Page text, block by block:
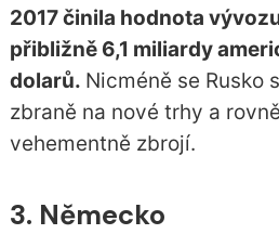
2017 činila hodnota
přibližně 6,1 miliardy
dolarů. Nicméně se Rusko
zbraně na nové trhy a
vehementně zbrojí.
3. Německo